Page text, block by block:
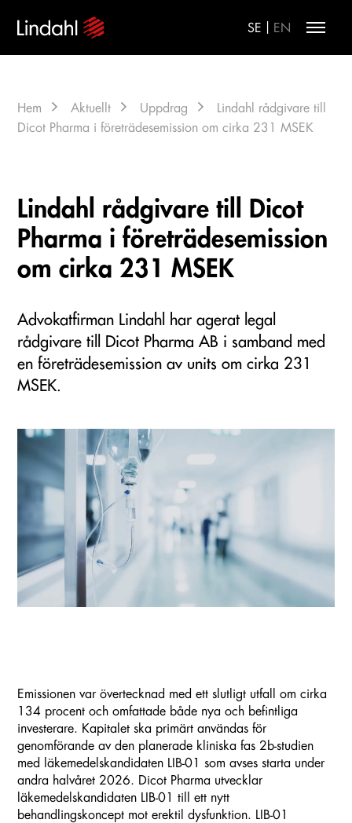
SE EN
Hem Aktuellt Uppdrag
Lindahl rådgivare till
Dicot Pharma i företrädesemission om cirka 231 MSEK
Lindahl rådgivare till Dicot
Pharma i företrädesemission
om cirka 231 MSEK
Advokatfirman Lindahl har agerat legal
rådgivare till Dicot Pharma AB i samband med
en företrädesemission av units om cirka 231
MSEK.
Emissionen var övertecknad med ett slutligt utfall om cirka
134 procent och omfattade både nya och befintliga
investerare. Kapitalet ska primärt användas för
genomförande av den planerade kliniska fas 2b-studien
med läkemedelskandidaten LIB-01 som avses starta under
andra halvåret 2026. Dicot Pharma utvecklar
läkemedelskandidaten LIB-01 till ett nytt
behandlingskoncept mot erektil dysfunktion. LIB-01